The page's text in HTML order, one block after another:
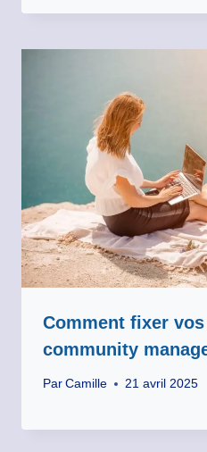
Comment fixer
community
Par Camille 21 avril 2025